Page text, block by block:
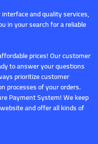
and quality services,
in your search for a reliable
prices! Our customer
to answer your questions
prioritize customer
processes of your orders.
Payment System! We keep
and offer all kinds of